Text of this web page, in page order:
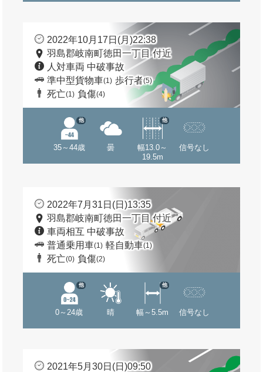
2022年10月17日(月)22:38
羽島郡岐南町徳田一丁目 付近
人対車両 中破事故
準中型貨物車(1) 歩行者(5)
死亡(1) 負傷(4)
35～44歳
他
曇
幅13.0～
19.5m
他
信号なし
2022年7月31日(日)13:35
羽島郡岐南町徳田一丁目 付近
車両相互 中破事故
普通乗用車(1) 軽自動車(1)
死亡(0) 負傷(2)
0～24歳
他
晴 幅～5.5m
他
信号なし
2021年5月30日(日)09:50